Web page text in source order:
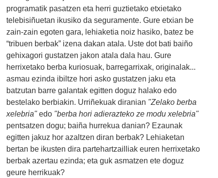
programatik pasatzen eta herri guztietako etxietako
telebisiñuetan ikusiko da seguramente. Gure etxian be
zain-zain egoten gara, lehiaketia noiz hasiko, batez be
“tribuen berbak” izena dakan atala. Uste dot bati baiño
gehixagori gustatzen jakon atala dala hau. Gure
herrixetako berba kuriosuak, barregarrixak, originalak...
asmau ezinda ibiltze hori asko gustatzen jaku eta
batzutan barre galantak egitten doguz halako edo
bestelako berbiakin. Urriñekuak diranian "Zelako berba
xelebria"edo "berba hori adierazteko ze modu xelebria"
pentsatzen dogu; baiña hurrekua danian? Ezaunak
egitten jakuz hor azaltzen diran berbak? Lehiaketan
bertan be ikusten dira partehartzailliak euren herrixetako
berbak azertau ezinda; eta guk asmatzen ete doguz
geure herrikuak?